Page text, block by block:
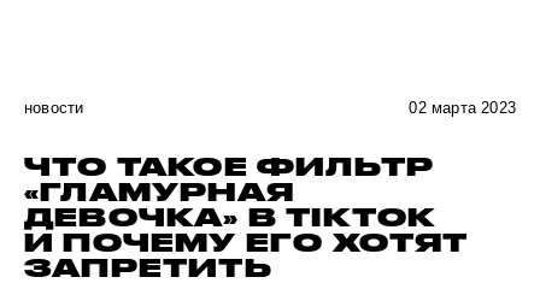
новости 02 марта 2023
ЧТО ТАКОЕ ФИЛЬТР
«ГЛАМУРНАЯ
ДЕВОЧКА» В TIKTOK
И ПОЧЕМУ ЕГО ХОТЯТ
ЗАПРЕТИТЬ